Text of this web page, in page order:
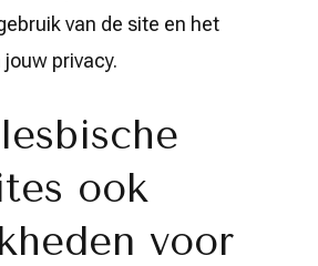
van de site en het
privacy.
ook
voor